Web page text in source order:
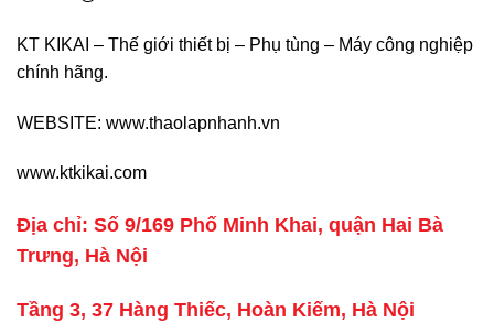
KT KIKAI – Thế giới thiết bị – Phụ tùng – Máy công nghiệp
chính hãng.
WEBSITE: www.thaolapnhanh.vn
www.ktkikai.com
Địa chỉ: Số 9/169 Phố Minh Khai, quận Hai Bà
Trưng, Hà Nội
Tầng 3, 37 Hàng Thiếc, Hoàn Kiếm, Hà Nội